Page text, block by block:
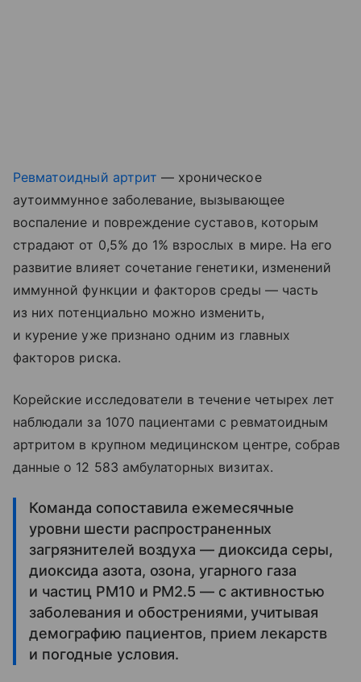
Ревматоидный артрит — хроническое
аутоиммунное заболевание, вызывающее
воспаление и повреждение суставов, которым
страдают от 0,5% до 1% взрослых в мире. На его
развитие влияет сочетание генетики, изменений
иммунной функции и факторов среды — часть
из них потенциально можно изменить,
и курение уже признано одним из главных
факторов риска.
Корейские исследователи в течение четырех лет
наблюдали за 1070 пациентами с ревматоидным
артритом в крупном медицинском центре, собрав
данные о 12 583 амбулаторных визитах.
Команда сопоставила ежемесячные
уровни шести распространенных
загрязнителей воздуха — диоксида серы,
диоксида азота, озона, угарного газа
и частиц PM10 и PM2.5 — с активностью
заболевания и обострениями, учитывая
демографию пациентов, прием лекарств
и погодные условия.